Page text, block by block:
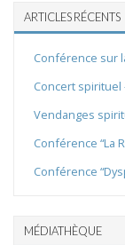
ARTICLES RÉCENTS
Conférence sur
Concert spirituel
Vendanges
Conférence “La
Conférence
MÉDIATHÈQUE